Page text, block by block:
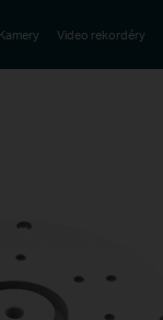
Kamery Video rekordéry